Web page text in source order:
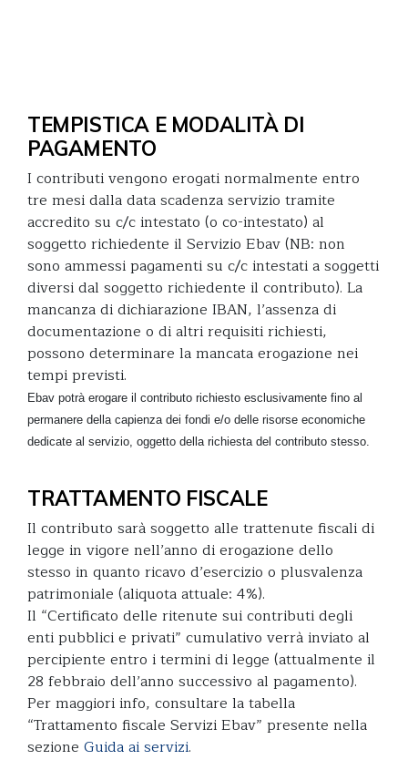
TEMPISTICA E MODALITÀ DI
PAGAMENTO
I contributi vengono erogati normalmente entro
tre mesi dalla data scadenza servizio tramite
accredito su c/c intestato (o co-intestato) al
soggetto richiedente il Servizio Ebav (NB: non
sono ammessi pagamenti su c/c intestati a soggetti
diversi dal soggetto richiedente il contributo). La
mancanza di dichiarazione IBAN, l’assenza di
documentazione o di altri requisiti richiesti,
possono determinare la mancata erogazione nei
tempi previsti.
Ebav potrà erogare il contributo richiesto esclusivamente fino al
permanere della capienza dei fondi e/o delle risorse economiche
dedicate al servizio, oggetto della richiesta del contributo stesso.
TRATTAMENTO FISCALE
Il contributo sarà soggetto alle trattenute fiscali di
legge in vigore nell’anno di erogazione dello
stesso in quanto ricavo d’esercizio o plusvalenza
patrimoniale (aliquota attuale: 4%).
Il “Certificato delle ritenute sui contributi degli
enti pubblici e privati” cumulativo verrà inviato al
percipiente entro i termini di legge (attualmente il
28 febbraio dell’anno successivo al pagamento).
Per maggiori info, consultare la tabella
“Trattamento fiscale Servizi Ebav” presente nella
sezione Guida ai servizi.